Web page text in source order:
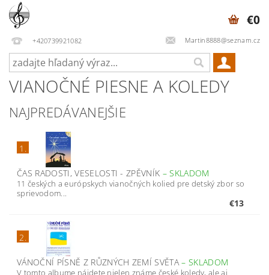
+420739921082 Martin8888@seznam.cz
€0
VIANOČNÉ PIESNE A KOLEDY
NAJPREDÁVANEJŠIE
1.
ČAS RADOSTI, VESELOSTI - ZPĚVNÍK –SKLADOM
11 českých a európskych vianočných kolied pre detský zbor so
sprievodom...
€13
2.
VÁNOČNÍ PÍSNĚ Z RŮZNÝCH ZEMÍ SVĚTA– SKLADOM
V tomto albume nájdete nielen známe české koledy, ale aj